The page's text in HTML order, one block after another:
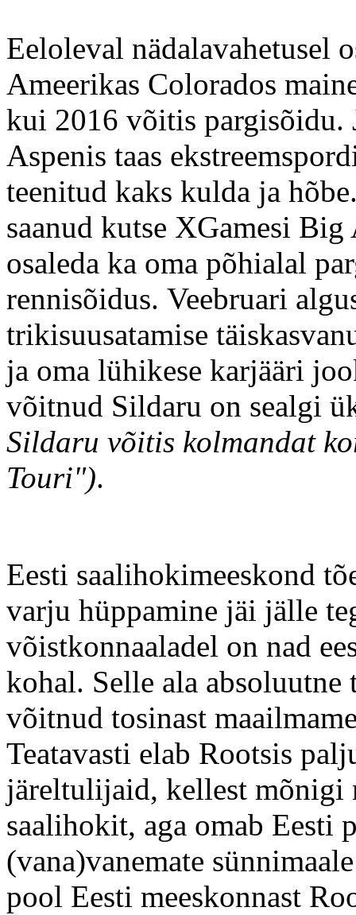
Eeloleval nädalavahetusel
Ameerikas Colorados
kui 2016 võitis pargisõidu.
Aspenis taas
teenitud kaks kulda ja
saanud kutse XGamesi
osaleda ka oma põhialal
rennisõidus. Veebruari
trikisuusatamise
ja oma lühikese karjääri
võitnud Sildaru on sealgi
Sildaru võitis kolmandat
Touri").
Eesti saalihokimeeskond
varju hüppamine jäi jälle
võistkonnaaladel on nad
kohal. Selle ala
võitnud tosinast
Teatavasti elab Rootsis
järeltulijaid, kellest mõnigi
saalihokit, aga omab Eesti
(vana)vanemate
pool Eesti meeskonnast